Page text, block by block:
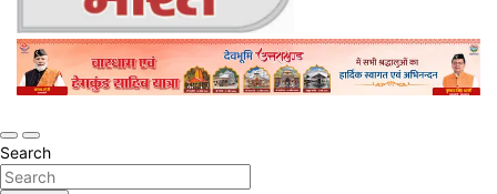
Jan Jan Ka Bharat
Online Trending Hindi News Website
Search